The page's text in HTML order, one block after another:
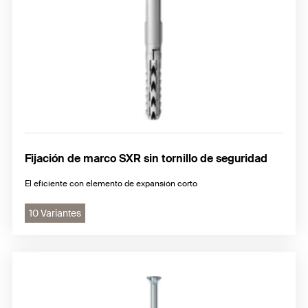
Fijación de marco SXR sin tornillo de seguridad
El eficiente con elemento de expansión corto
10 Variantes